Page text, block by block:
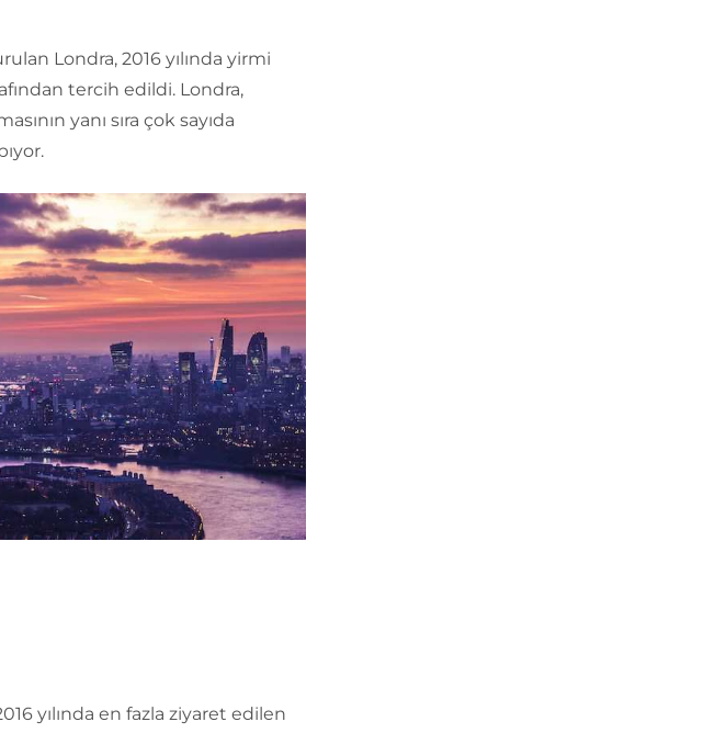
Londra, 2016 yılında yirmi
tercih edildi. Londra,
yanı sıra çok sayıda
yılında en fazla ziyaret edilen